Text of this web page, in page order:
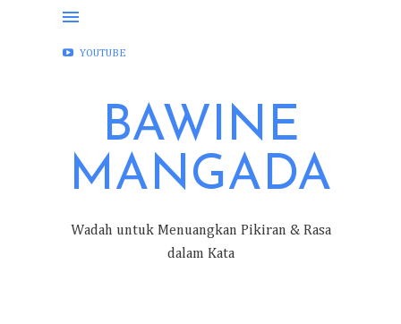
FACEBOOK
YOUTUBE
BAWINE
MANGADA
Wadah untuk Menuangkan Pikiran & Rasa
dalam Kata